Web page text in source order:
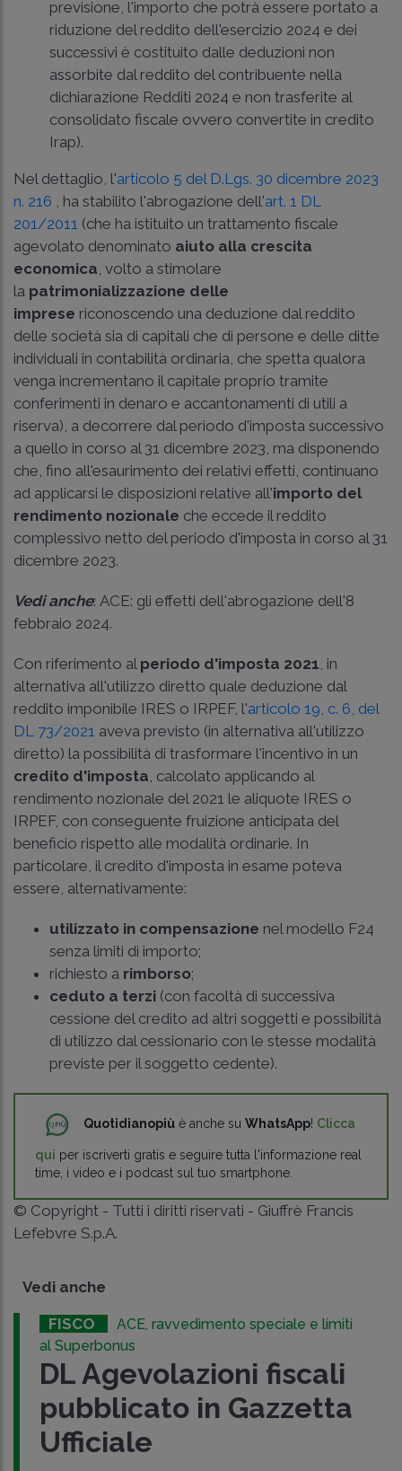
previsione, l'importo che potrà essere portato a
riduzione del reddito dell'esercizio 2024 e dei
successivi è costituito dalle deduzioni non
assorbite dal reddito del contribuente nella
dichiarazione Redditi 2024 e non trasferite al
consolidato fiscale ovvero convertite in credito
Irap).
Nel dettaglio, l'articolo 5 del D.Lgs. 30 dicembre 2023
n. 216 , ha stabilito l'abrogazione dell'art. 1 DL
201/2011 (che ha istituito un trattamento fiscale
agevolato denominato aiuto alla crescita
economica, volto a stimolare
la patrimonializzazione delle
imprese riconoscendo una deduzione dal reddito
delle società sia di capitali che di persone e delle ditte
individuali in contabilità ordinaria, che spetta qualora
venga incrementano il capitale proprio tramite
conferimenti in denaro e accantonamenti di utili a
riserva), a decorrere dal periodo d'imposta successivo
a quello in corso al 31 dicembre 2023, ma disponendo
che, fino all'esaurimento dei relativi effetti, continuano
ad applicarsi le disposizioni relative all'importo del
rendimento nozionale che eccede il reddito
complessivo netto del periodo d'imposta in corso al 31
dicembre 2023.
Vedi anche: ACE: gli effetti dell'abrogazione dell'8
febbraio 2024.
Con riferimento al periodo d'imposta 2021, in
alternativa all'utilizzo diretto quale deduzione dal
reddito imponibile IRES o IRPEF, l'articolo 19, c. 6, del
DL 73/2021 aveva previsto (in alternativa all'utilizzo
diretto) la possibilità di trasformare l'incentivo in un
credito d'imposta, calcolato applicando al
rendimento nozionale del 2021 le aliquote IRES o
IRPEF, con conseguente fruizione anticipata del
beneficio rispetto alle modalità ordinarie. In
particolare, il credito d'imposta in esame poteva
essere, alternativamente:
utilizzato in compensazione nel modello F24
senza limiti di importo;
richiesto a rimborso;
ceduto a terzi (con facoltà di successiva
cessione del credito ad altri soggetti e possibilità
di utilizzo dal cessionario con le stesse modalità
previste per il soggetto cedente).
Quotidianopiù è anche su WhatsApp! Clicca
qui per iscriverti gratis e seguire tutta l'informazione real
time, i video e i podcast sul tuo smartphone.
© Copyright - Tutti i diritti riservati - Giuffrè Francis
Lefebvre S.p.A.
Vedi anche
FISCO
ACE, ravvedimento speciale e limiti
al Superbonus
DL Agevolazioni fiscali
pubblicato in Gazzetta
Ufficiale